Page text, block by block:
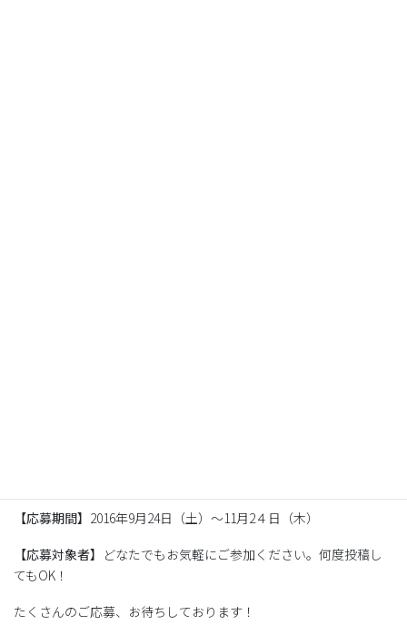
【応募期間】 2016年9月24日（土）～11月2４日（木）
【応募対象者】 どなたでもお気軽にご参加ください。何度投稿し
てもOK！
たくさんのご応募、お待ちしております！